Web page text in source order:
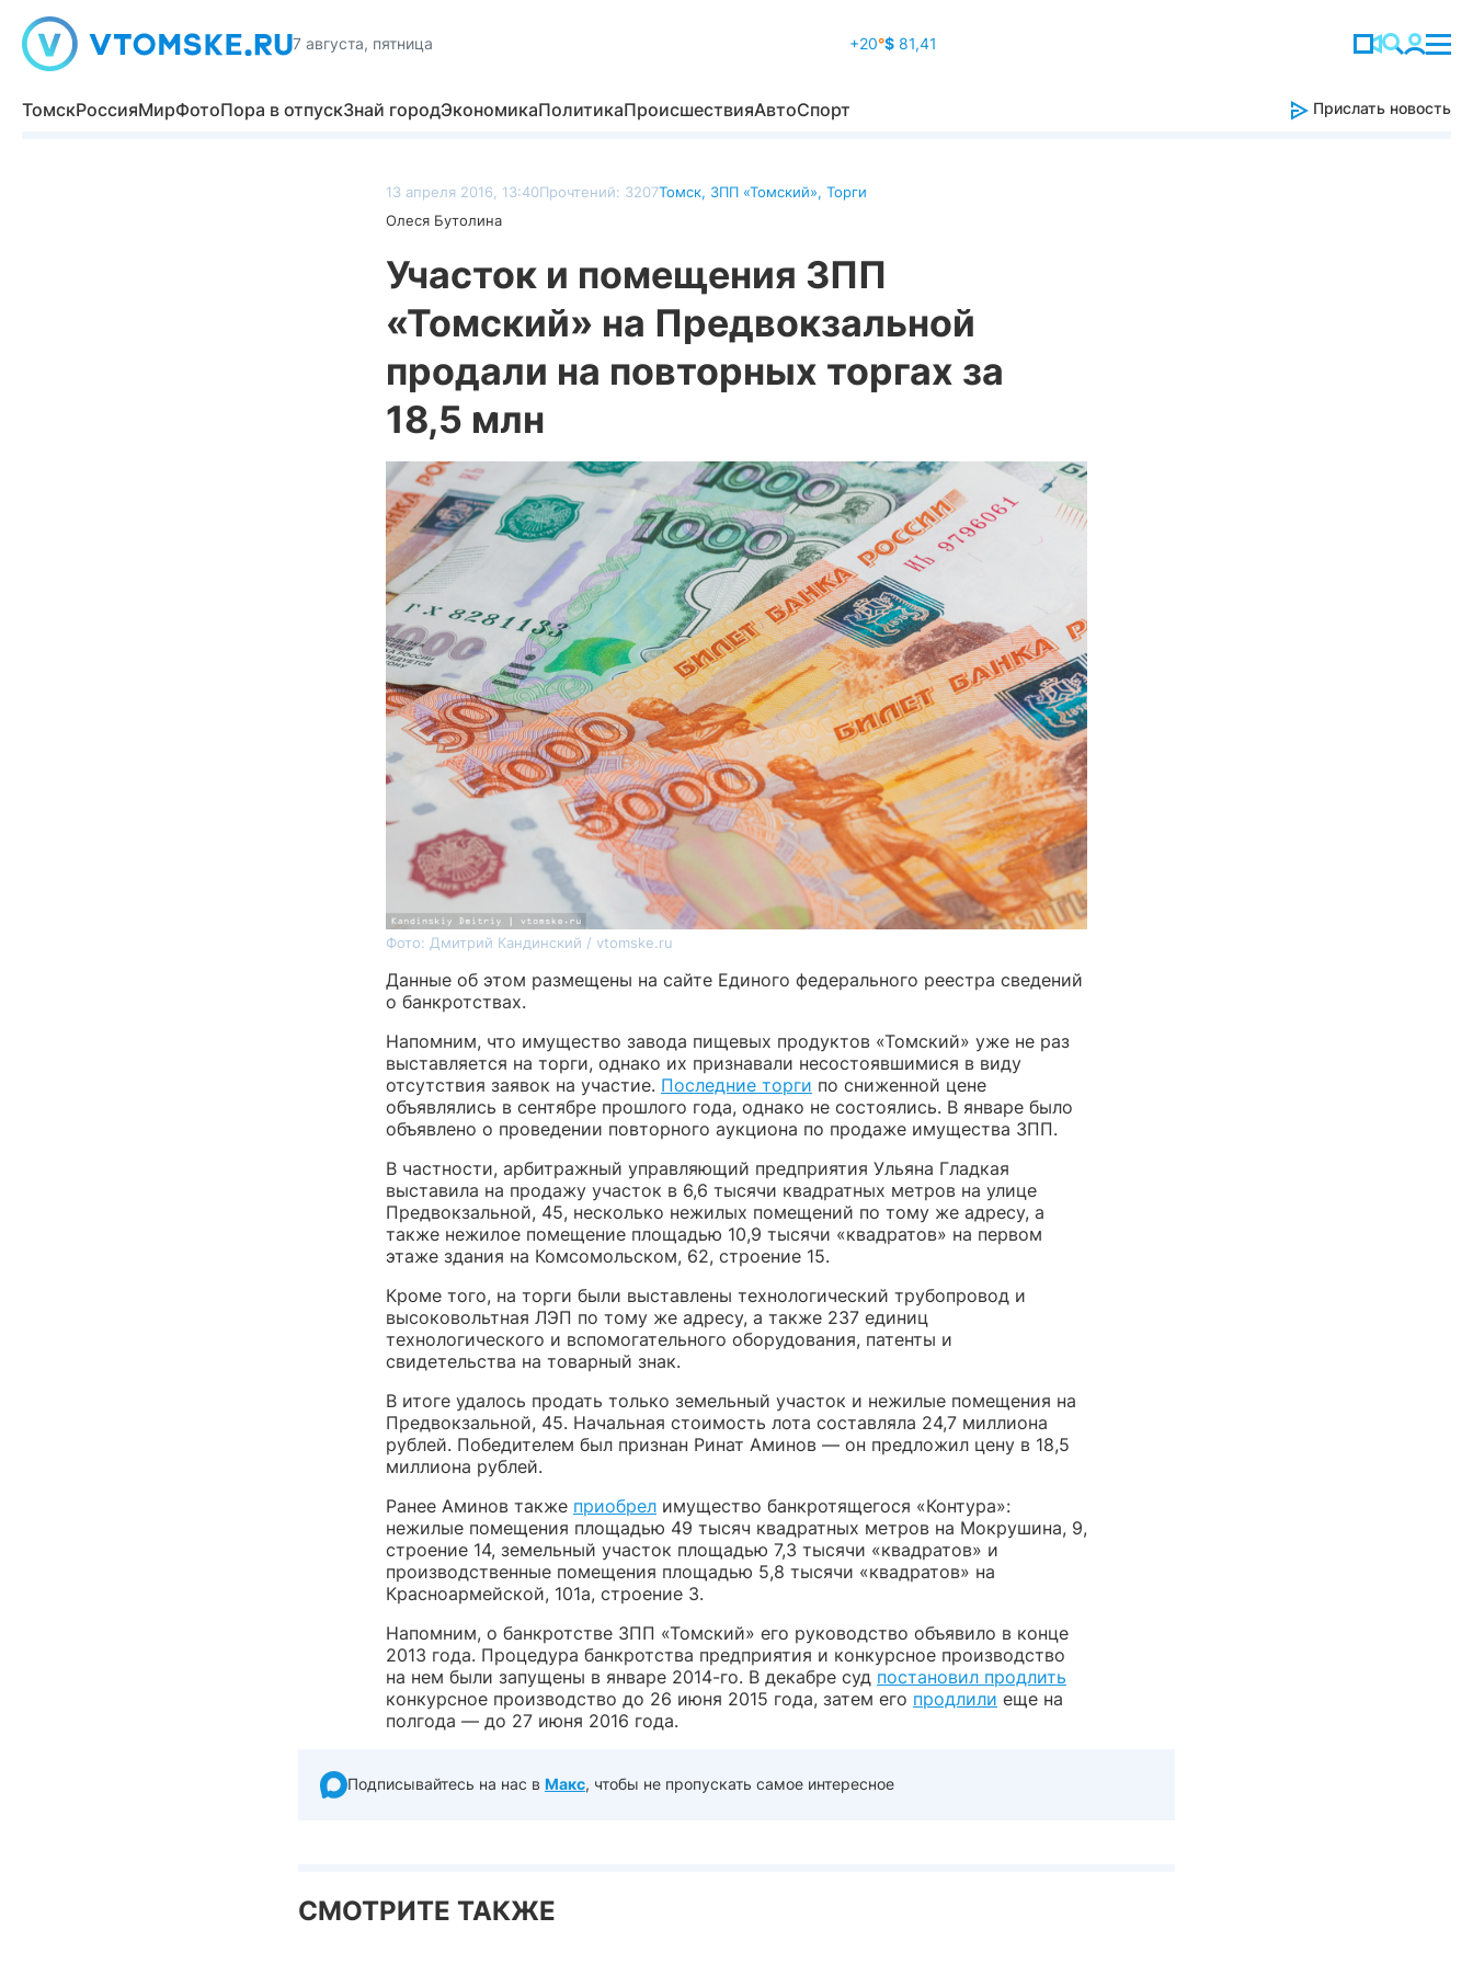
7 августа, пятница +20°$ 81,41
ТомскРоссияМирФотоПора в отпускЗнай городЭкономикаПолитикаПроисшествияАвтоСпорт Прислать новость
13 апреля 2016, 13:40Прочтений: 3207Томск, ЗПП «Томский», Торги
Олеся Бутолина
Участок и помещения ЗПП
«Томский» на Предвокзальной
продали на повторных торгах за
18,5 млн
Фото: Дмитрий Кандинский / vtomske.ru
Данные об этом размещены на сайте Единого федерального реестра сведений
о банкротствах.
Напомним, что имущество завода пищевых продуктов «Томский» уже не раз
выставляется на торги, однако их признавали несостоявшимися в виду
отсутствия заявок на участие. Последние торги по сниженной цене
объявлялись в сентябре прошлого года, однако не состоялись. В январе было
объявлено о проведении повторного аукциона по продаже имущества ЗПП.
В частности, арбитражный управляющий предприятия Ульяна Гладкая
выставила на продажу участок в 6,6 тысячи квадратных метров на улице
Предвокзальной, 45, несколько нежилых помещений по тому же адресу, а
также нежилое помещение площадью 10,9 тысячи «квадратов» на первом
этаже здания на Комсомольском, 62, строение 15.
Кроме того, на торги были выставлены технологический трубопровод и
высоковольтная ЛЭП по тому же адресу, а также 237 единиц
технологического и вспомогательного оборудования, патенты и
свидетельства на товарный знак.
В итоге удалось продать только земельный участок и нежилые помещения на
Предвокзальной, 45. Начальная стоимость лота составляла 24,7 миллиона
рублей. Победителем был признан Ринат Аминов — он предложил цену в 18,5
миллиона рублей.
Ранее Аминов также приобрел имущество банкротящегося «Контура»:
нежилые помещения площадью 49 тысяч квадратных метров на Мокрушина, 9,
строение 14, земельный участок площадью 7,3 тысячи «квадратов» и
производственные помещения площадью 5,8 тысячи «квадратов» на
Красноармейской, 101а, строение 3.
Напомним, о банкротстве ЗПП «Томский» его руководство объявило в конце
2013 года. Процедура банкротства предприятия и конкурсное производство
на нем были запущены в январе 2014-го. В декабре суд постановил продлить
конкурсное производство до 26 июня 2015 года, затем его продлили еще на
полгода — до 27 июня 2016 года.
Подписывайтесь на нас в Макс, чтобы не пропускать самое интересное
СМОТРИТЕ ТАКЖЕ